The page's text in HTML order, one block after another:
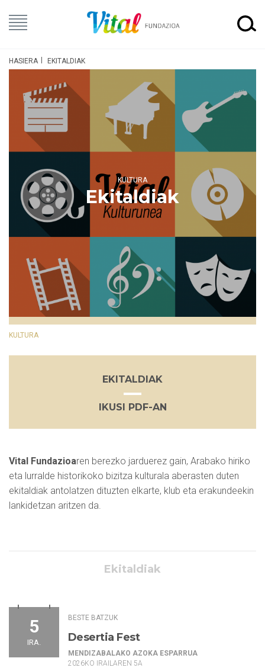
HASIERA EKITALDIAK
Ekitaldiak
KULTURA
KULTURA
EKITALDIAK
IKUSI PDF-AN
Vital Fundazioaren berezko jarduerez gain, Arabako hiriko
eta lurralde historikoko bizitza kulturala aberasten duten
ekitaldiak antolatzen dituzten elkarte, klub eta erakundeekin
lankidetzan aritzen da.
Ekitaldiak
5
IRA.
BESTE BATZUK
Desertia Fest
MENDIZABALAKO AZOKA ESPARRUA
2026KO IRAILAREN 5A